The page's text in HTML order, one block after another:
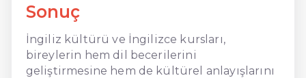
Sonuç
İngiliz kültürü ve İngilizce kursları,
bireylerin hem dil becerilerini
geliştirmesine hem de kültürel anlayışlarını